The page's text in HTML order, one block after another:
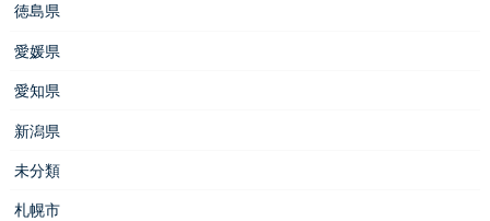
徳島県
愛媛県
愛知県
新潟県
未分類
札幌市